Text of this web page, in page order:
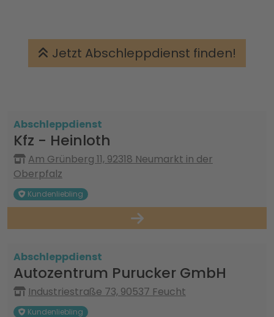
Jetzt Abschleppdienst finden!
Abschleppdienst
Kfz - Heinloth
Am Grünberg 11, 92318 Neumarkt in der
Oberpfalz
Kundenliebling
Abschleppdienst
Autozentrum Purucker GmbH
Industriestraße 73, 90537 Feucht
Kundenliebling